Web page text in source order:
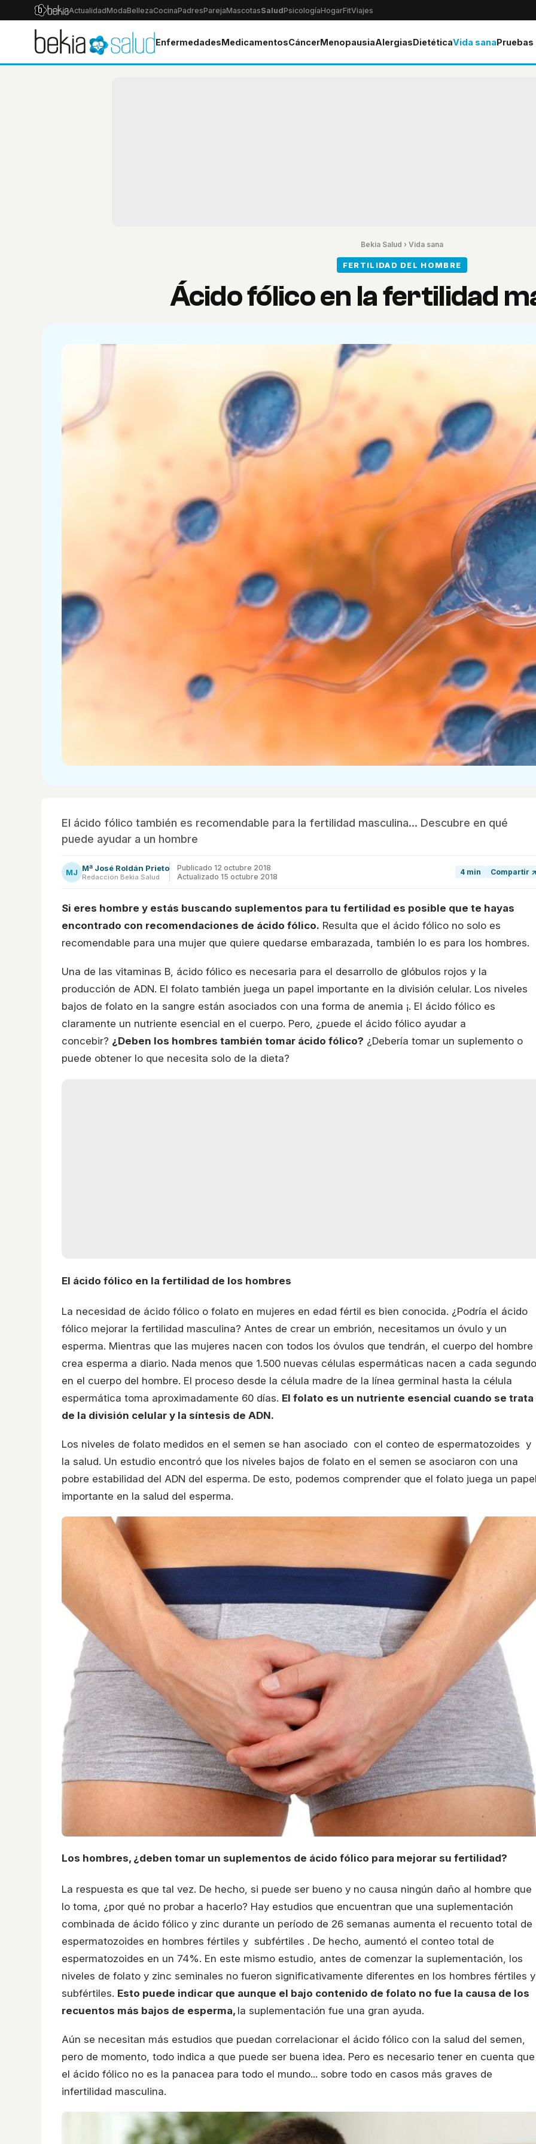
ActualidadModaBellezaCocinaPadresParejaMascotasSaludPsicologíaHogarFitViajes
EnfermedadesMedicamentosCáncerMenopausiaAlergiasDietéticaVida sana
Bekia Salud › Vida sana
FERTILIDAD DEL HOMBRE
Ácido fólico en la fertilidad
El ácido fólico también es recomendable para la fertilidad masculina... Descubre en qué
puede ayudar a un hombre
MJ Mª José Roldán Prieto
Redacción Bekia Salud
Publicado 12 octubre 2018
Actualizado 15 octubre 2018
4 min Compartir ↗
Si eres hombre y estás buscando suplementos para tu fertilidad es posible que te hayas
encontrado con recomendaciones de ácido fólico. Resulta que el ácido fólico no solo es
recomendable para una mujer que quiere quedarse embarazada, también lo es para los hombres.
Una de las vitaminas B, ácido fólico es necesaria para el desarrollo de glóbulos rojos y la
producción de ADN. El folato también juega un papel importante en la división celular. Los niveles
bajos de folato en la sangre están asociados con una forma de anemia ¡. El ácido fólico es
claramente un nutriente esencial en el cuerpo. Pero, ¿puede el ácido fólico ayudar a
concebir? ¿Deben los hombres también tomar ácido fólico? ¿Debería tomar un suplemento o
puede obtener lo que necesita solo de la dieta?
El ácido fólico en la fertilidad de los hombres
La necesidad de ácido fólico o folato en mujeres en edad fértil es bien conocida. ¿Podría el ácido
fólico mejorar la fertilidad masculina? Antes de crear un embrión, necesitamos un óvulo y un
esperma. Mientras que las mujeres nacen con todos los óvulos que tendrán, el cuerpo del hombre
crea esperma a diario. Nada menos que 1.500 nuevas células espermáticas nacen a cada segundo
en el cuerpo del hombre. El proceso desde la célula madre de la línea germinal hasta la célula
espermática toma aproximadamente 60 días. El folato es un nutriente esencial cuando se trata
de la división celular y la síntesis de ADN.
Los niveles de folato medidos en el semen se han asociado con el conteo de espermatozoides y
la salud. Un estudio encontró que los niveles bajos de folato en el semen se asociaron con una
pobre estabilidad del ADN del esperma. De esto, podemos comprender que el folato juega un
importante en la salud del esperma.
Los hombres, ¿deben tomar un suplementos de ácido fólico para mejorar su fertilidad?
La respuesta es que tal vez. De hecho, si puede ser bueno y no causa ningún daño al hombre que
lo toma, ¿por qué no probar a hacerlo? Hay estudios que encuentran que una suplementación
combinada de ácido fólico y zinc durante un período de 26 semanas aumenta el recuento total de
espermatozoides en hombres fértiles y subfértiles . De hecho, aumentó el conteo total de
espermatozoides en un 74%. En este mismo estudio, antes de comenzar la suplementación, los
niveles de folato y zinc seminales no fueron significativamente diferentes en los hombres fértiles y
subfértiles. Esto puede indicar que aunque el bajo contenido de folato no fue la causa de los
recuentos más bajos de esperma, la suplementación fue una gran ayuda.
Aún se necesitan más estudios que puedan correlacionar el ácido fólico con la salud del semen,
pero de momento, todo indica a que puede ser buena idea. Pero es necesario tener en cuenta que
el ácido fólico no es la panacea para todo el mundo... sobre todo en casos más graves de
infertilidad masculina.